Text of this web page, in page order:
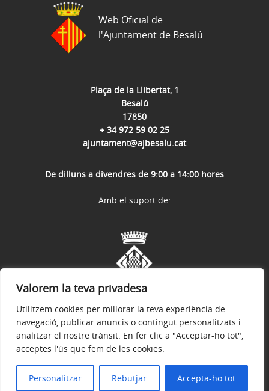
Valorem la teva privadesa
Utilitzem cookies per millorar la teva experiència de
navegació, publicar anuncis o contingut personalitzats i
analitzar el nostre trànsit. En fer clic a "Acceptar-ho tot",
acceptes l'ús que fem de les cookies.
Personalitzar Rebutjar Accepta-ho tot
Plaça de la Llibertat, 1
Besalú
17850
+ 34 972 59 02 25
ajuntament@ajbesalu.cat
De dilluns a divendres de 9:00 a 14:00 hores
Web Oficial de
l'Ajuntament de Besalú
Avís legal Política de privacitat
Amb el suport de: